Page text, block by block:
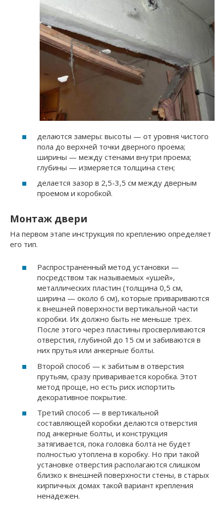
делаются замеры: высоты — от уровня чистого
пола до верхней точки дверного проема;
ширины — между стенами внутри проема;
глубины — измеряется толщина стен;
делается зазор в 2,5-3,5 см между дверным
проемом и коробкой.
Монтаж двери
На первом этапе инструкция по креплению определяет
его тип.
Распространенный метод установки —
посредством так называемых «ушей»,
металлических пластин (толщина 0,5 см,
ширина — около 6 см), которые привариваются
к внешней поверхности вертикальной части
коробки. Их должно быть не меньше трех.
После этого через пластины просверливаются
отверстия, глубиной до 15 см и забиваются в
них прутья или анкерные болты.
Второй способ — к забитым в отверстия
прутьям, сразу приваривается коробка. Этот
метод проще, но есть риск испортить
декоративное покрытие.
Третий способ — в вертикальной
составляющей коробки делаются отверстия
под анкерные болты, и конструкция
затягивается, пока головка болта не будет
полностью утоплена в коробку. Но при такой
установке отверстия располагаются слишком
близко к внешней поверхности стены, в старых
кирпичных домах такой вариант крепления
ненадежен.